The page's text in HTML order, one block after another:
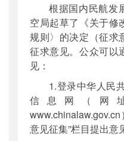
根据国内民航发
空局起草了《关于修
规则〉的决定（征求
征求意见。公众可以
见：
1.登录中华人民
信息网（网址
意见征集”栏目提出意